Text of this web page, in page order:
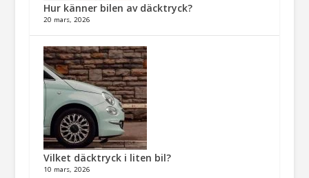
Hur känner bilen av däcktryck?
20 mars, 2026
Vilket däcktryck i liten bil?
10 mars, 2026